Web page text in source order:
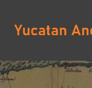
contenido
YUCATAN